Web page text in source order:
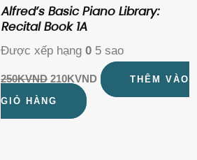
Alfred’s Basic Piano Library:
Recital Book 1A
Được xếp hạng0 5 sao
250KVND 210KVND THÊM VÀO
GIỎ HÀNG